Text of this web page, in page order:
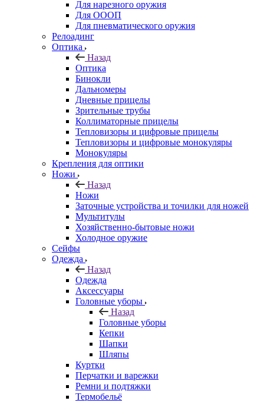
Для нарезного оружия
Для ОООП
Для пневматического оружия
Релоадинг
Оптика
Назад
Оптика
Бинокли
Дальномеры
Дневные прицелы
Зрительные трубы
Коллиматорные прицелы
Тепловизоры и цифровые прицелы
Тепловизоры и цифровые монокуляры
Монокуляры
Крепления для оптики
Ножи
Назад
Ножи
Заточные устройства и точилки для ножей
Мультитулы
Хозяйственно-бытовые ножи
Холодное оружие
Сейфы
Одежда
Назад
Одежда
Аксессуары
Головные уборы
Назад
Головные уборы
Кепки
Шапки
Шляпы
Куртки
Перчатки и варежки
Ремни и подтяжки
Термобельё